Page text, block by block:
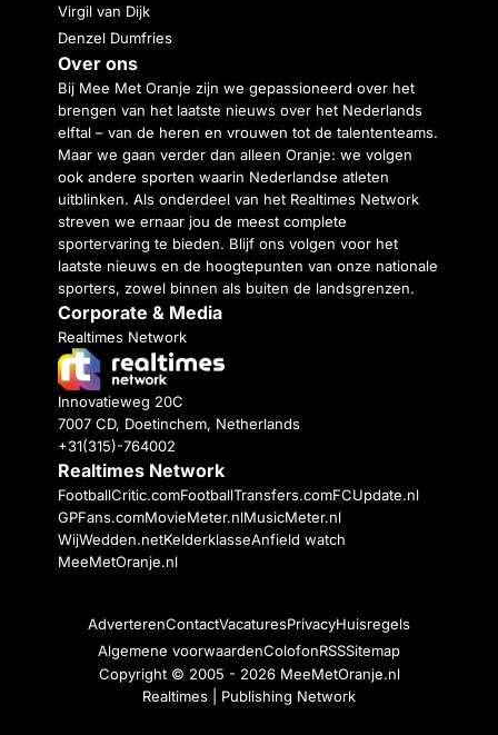
Virgil van Dijk
Denzel Dumfries
Over ons
Bij Mee Met Oranje zijn we gepassioneerd over het
brengen van het laatste nieuws over het Nederlands
elftal – van de heren en vrouwen tot de talententeams.
Maar we gaan verder dan alleen Oranje: we volgen
ook andere sporten waarin Nederlandse atleten
uitblinken. Als onderdeel van het Realtimes Network
streven we ernaar jou de meest complete
sportervaring te bieden. Blijf ons volgen voor het
laatste nieuws en de hoogtepunten van onze nationale
sporters, zowel binnen als buiten de landsgrenzen.
Corporate & Media
Realtimes Network
Innovatieweg 20C
7007 CD, Doetinchem, Netherlands
+31(315)-764002
Realtimes Network
FootballCritic.comFootballTransfers.comFCUpdate.nl
GPFans.comMovieMeter.nlMusicMeter.nl
WijWedden.netKelderklasseAnfield watch
MeeMetOranje.nl
AdverterenContactVacaturesPrivacyHuisregels
Algemene voorwaardenColofonRSSSitemap
Copyright © 2005 - 2026 MeeMetOranje.nl
Realtimes | Publishing Network